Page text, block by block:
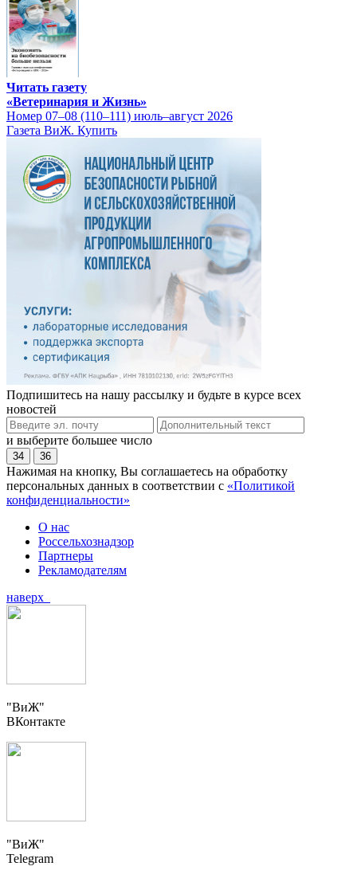
Читать газету
«Ветеринария и Жизнь»
Номер 07–08 (110–111) июль–август 2026
Газета ВиЖ. Купить
Подпишитесь на нашу рассылку и будьте в курсе всех
новостей
и выберите большее число
34 36
Нажимая на кнопку, Вы соглашаетесь на обработку
персональных данных в соответствии с «Политикой
конфиденциальности»
О нас
Россельхознадзор
Партнеры
Рекламодателям
наверх
"ВиЖ"
ВКонтакте
"ВиЖ"
Telegram